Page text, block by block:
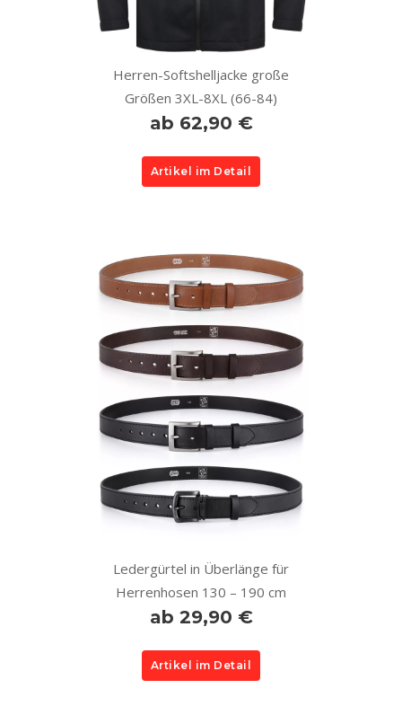
Herren-Softshelljacke große
Größen 3XL-8XL (66-84)
ab 62,90 €
Artikel im Detail
Ledergürtel in Überlänge für
Herrenhosen 130 – 190 cm
ab 29,90 €
Artikel im Detail